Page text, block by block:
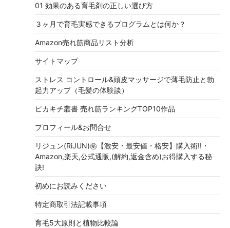
01 効果のある育毛剤の正しい選び方
３ヶ月で育毛実感できるプログラムとは何か？
Amazon売れ筋商品リスト分析
サイトマップ
ストレス コントロール&頭皮マッサージで薄毛防止と勃
起力アップ（毛髪の体験談）
ピカキチ叢書 売れ筋ランキングTOP10作品
プロフィール&お問合せ
リジュン(RiJUN)㊙【激安・最安値・格安】購入術!!・
Amazon,楽天,公式通販,(解約,返金含め)お得購入する秘
訣!
初めにお読みください
特定商取引法記載事項
育毛5大原則と植物比較論